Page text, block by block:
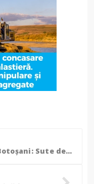
Razie de amploare în Botoșani: Sute de mașini și persoane verificate, amenzi de peste 150.000 de lei!